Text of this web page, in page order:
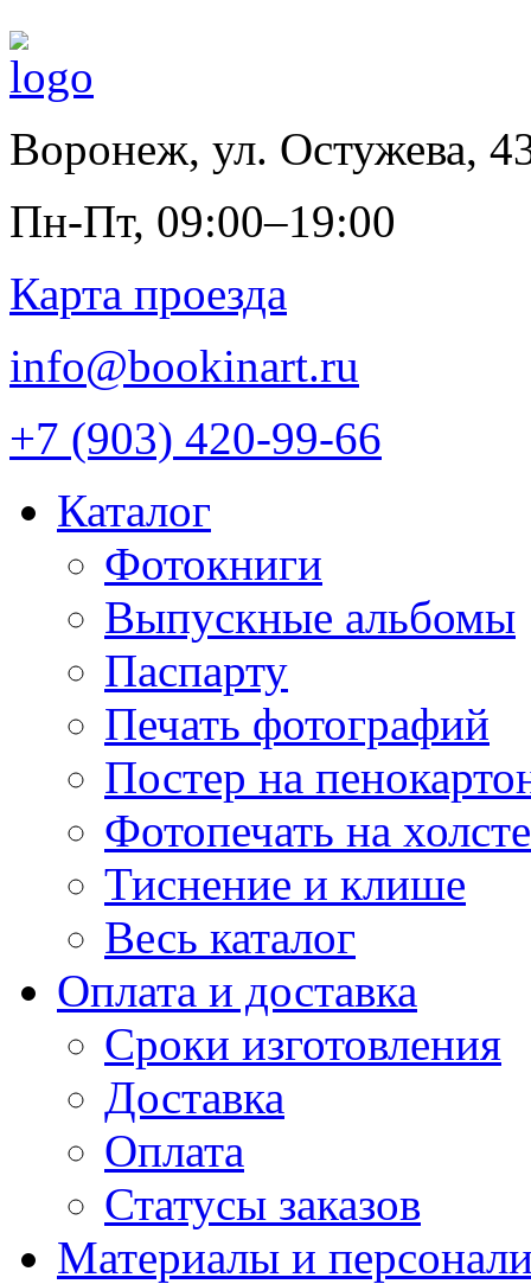
Воронеж, ул. Остужева,
Пн-Пт, 09:00–19:00
Карта проезда
info@bookinart.ru
+7 (903) 420-99-66
Каталог
Фотокниги
Выпускные альбомы
Паспарту
Печать фотографий
Постер на
Фотопечать на холсте
Тиснение и клише
Весь каталог
Оплата и доставка
Сроки изготовления
Доставка
Оплата
Статусы заказов
Материалы и